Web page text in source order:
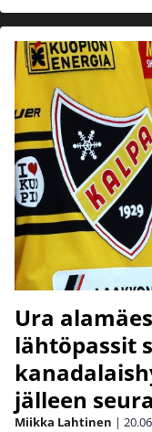
Ura
lähtöpassit
jälleen
Miikka Lahtinen |